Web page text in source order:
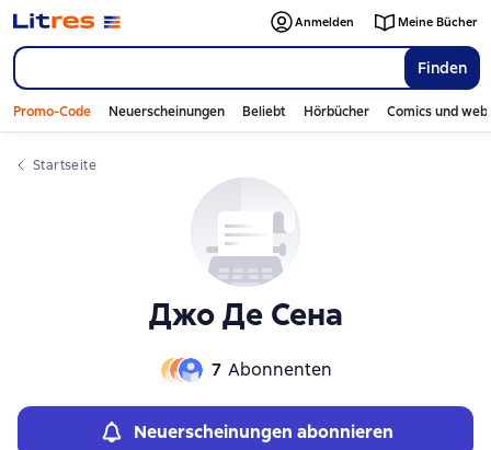
Finden
Anmelden Meine Bücher
Promo-Code Neuerscheinungen Beliebt Hörbücher Comics und
Startseite
Джо Де Сена
7 Abonnenten
Neuerscheinungen abonnieren